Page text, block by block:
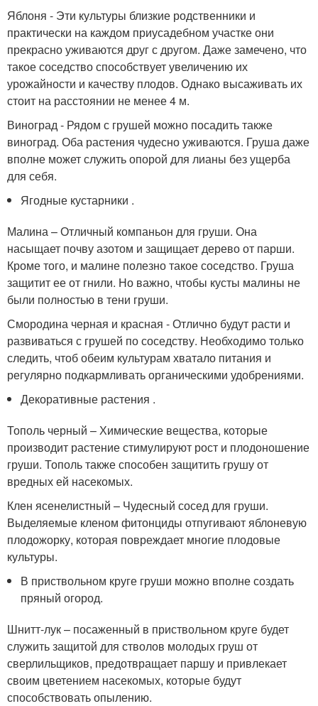
Яблоня - Эти культуры близкие родственники и
практически на каждом приусадебном участке они
прекрасно уживаются друг с другом. Даже замечено, что
такое соседство способствует увеличению их
урожайности и качеству плодов. Однако высаживать их
стоит на расстоянии не менее 4 м.
Виноград - Рядом с грушей можно посадить также
виноград. Оба растения чудесно уживаются. Груша даже
вполне может служить опорой для лианы без ущерба
для себя.
Ягодные кустарники .
Малина – Отличный компаньон для груши. Она
насыщает почву азотом и защищает дерево от парши.
Кроме того, и малине полезно такое соседство. Груша
защитит ее от гнили. Но важно, чтобы кусты малины не
были полностью в тени груши.
Смородина черная и красная - Отлично будут расти и
развиваться с грушей по соседству. Необходимо только
следить, чтоб обеим культурам хватало питания и
регулярно подкармливать органическими удобрениями.
Декоративные растения .
Тополь черный – Химические вещества, которые
производит растение стимулируют рост и плодоношение
груши. Тополь также способен защитить грушу от
вредных ей насекомых.
Клен ясенелистный – Чудесный сосед для груши.
Выделяемые кленом фитонциды отпугивают яблоневую
плодожорку, которая повреждает многие плодовые
культуры.
В приствольном круге груши можно вполне создать
пряный огород.
Шнитт-лук – посаженный в приствольном круге будет
служить защитой для стволов молодых груш от
сверлильщиков, предотвращает паршу и привлекает
своим цветением насекомых, которые будут
способствовать опылению.